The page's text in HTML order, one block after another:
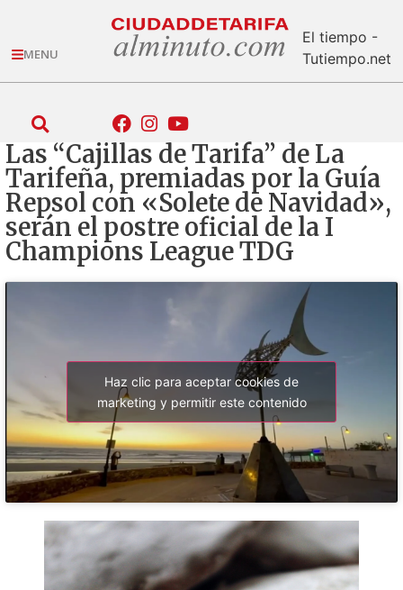
MENU
El tiempo -
Tutiempo.net
Las “Cajillas de Tarifa” de La
Tarifeña, premiadas por la Guía
Repsol con «Solete de Navidad»,
serán el postre oficial de la I
Champions League TDG
Haz clic para aceptar cookies de
marketing y permitir este contenido